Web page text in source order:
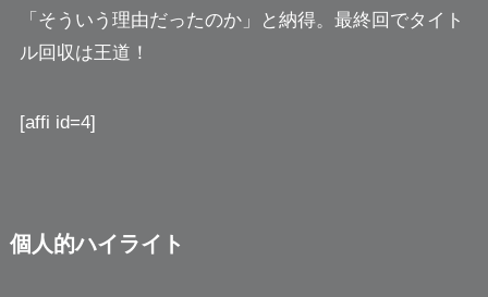
「そういう理由だったのか」
と納得。最終回でタイト
ル回収は王道！
[affi id=4]
個人的ハイライト